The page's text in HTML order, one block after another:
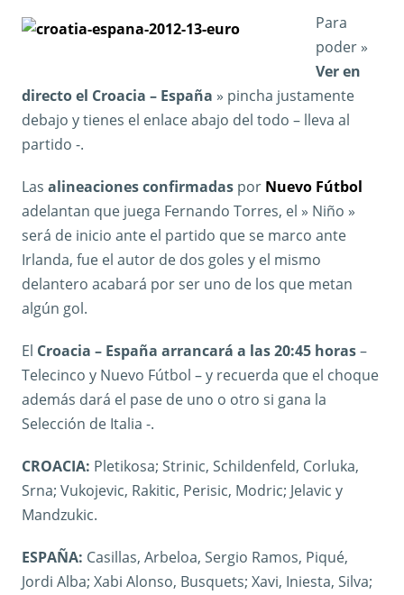
Para
poder »
Ver en
directo el Croacia – España » pincha justamente
debajo y tienes el enlace abajo del todo – lleva al
partido -.
Las alineaciones confirmadas por Nuevo Fútbol
adelantan que juega Fernando Torres, el » Niño »
será de inicio ante el partido que se marco ante
Irlanda, fue el autor de dos goles y el mismo
delantero acabará por ser uno de los que metan
algún gol.
El Croacia – España arrancará a las 20:45 horas–
Telecinco y Nuevo Fútbol – y recuerda que el choque
además dará el pase de uno o otro si gana la
Selección de Italia -.
CROACIA: Pletikosa; Strinic, Schildenfeld, Corluka,
Srna; Vukojevic, Rakitic, Perisic, Modric; Jelavic y
Mandzukic.
ESPAÑA: Casillas, Arbeloa, Sergio Ramos, Piqué,
Jordi Alba; Xabi Alonso, Busquets; Xavi, Iniesta, Silva;